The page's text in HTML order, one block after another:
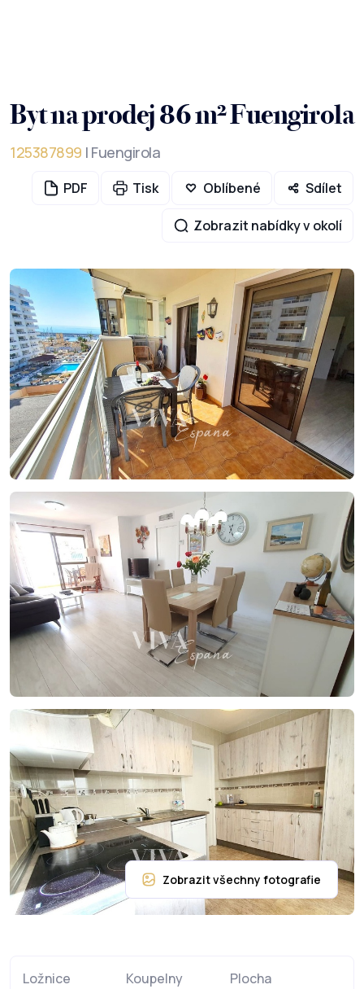
Byt na prodej 86 m² Fuengirola
125387899 | Fuengirola
PDF Tisk Oblíbené Sdílet
Zobrazit nabídky v okolí
Ložnice Koupelny Plocha